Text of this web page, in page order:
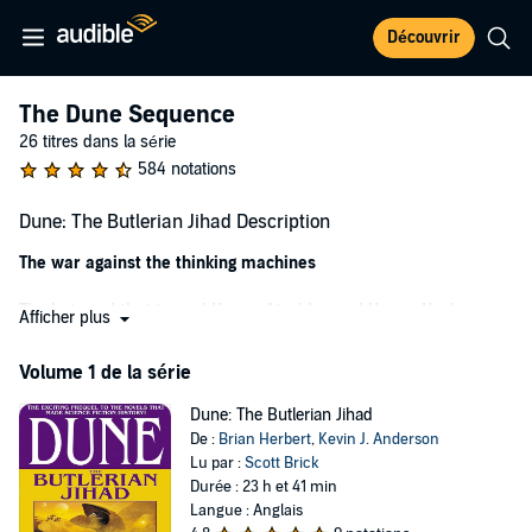
Découvrir
The Dune Sequence
26 titres dans la série
584 notations
Dune: The Butlerian Jihad Description
The war against the thinking machines
The betrayal that turned House Atreides and House Harkonnen
The discovery of spice
known universe
The birth of the Sisterhood, Suk Doctors, Mentats, and Spacing
Guild
The origins of the Fremen—former slaves who find a new home
Afficher plus
Volume 1 de la série
Dune: The Butlerian Jihad
De : Brian Herbert, Kevin J. Anderson
Lu par :Scott Brick
Durée : 23 h et 41 min
Langue : Anglais